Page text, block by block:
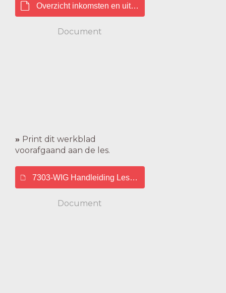
Overzicht inkomsten en uitgaven.pdf
Document
» Print dit werkblad
voorafgaand aan de les.
7303-WIG Handleiding LessonUp Inkomsten en
Document